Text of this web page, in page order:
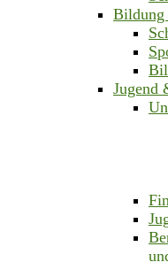
Jugend